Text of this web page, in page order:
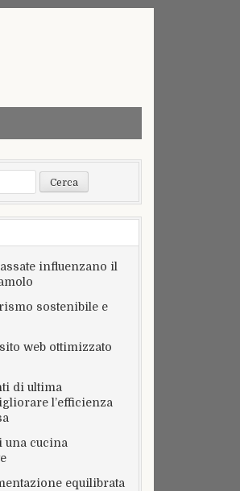
influenzano il
sostenibile e
web ottimizzato
di ultima
l’efficienza
una cucina
equilibrata